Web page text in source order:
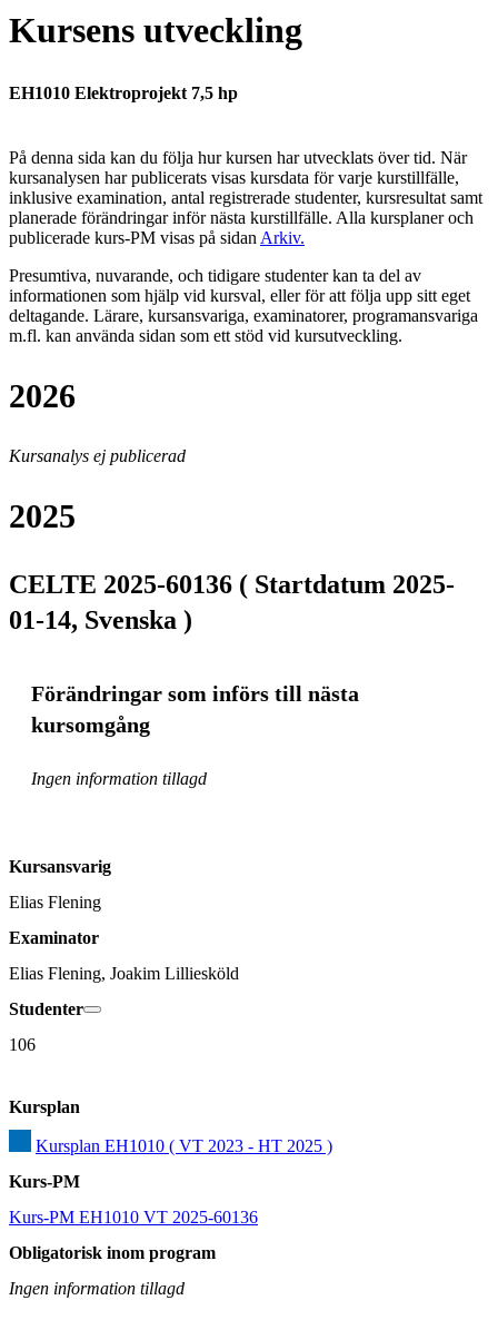
Kursens utveckling
EH1010 Elektroprojekt 7,5 hp
På denna sida kan du följa hur kursen har utvecklats över tid. När
kursanalysen har publicerats visas kursdata för varje kurstillfälle,
inklusive examination, antal registrerade studenter, kursresultat samt
planerade förändringar inför nästa kurstillfälle. Alla kursplaner och
publicerade kurs-PM visas på sidan Arkiv.
Presumtiva, nuvarande, och tidigare studenter kan ta del av
informationen som hjälp vid kursval, eller för att följa upp sitt eget
deltagande. Lärare, kursansvariga, examinatorer, programansvariga
m.fl. kan använda sidan som ett stöd vid kursutveckling.
2026
Kursanalys ej publicerad
2025
CELTE 2025-60136 ( Startdatum 2025-
01-14, Svenska )
Förändringar som införs till nästa
kursomgång
Ingen information tillagd
Kursansvarig
Elias Flening
Examinator
Elias Flening, Joakim Lilliesköld
Studenter
106
Kursplan
Kursplan EH1010 ( VT 2023 - HT 2025 )
Kurs-PM
Kurs-PM EH1010 VT 2025-60136
Obligatorisk inom program
Ingen information tillagd